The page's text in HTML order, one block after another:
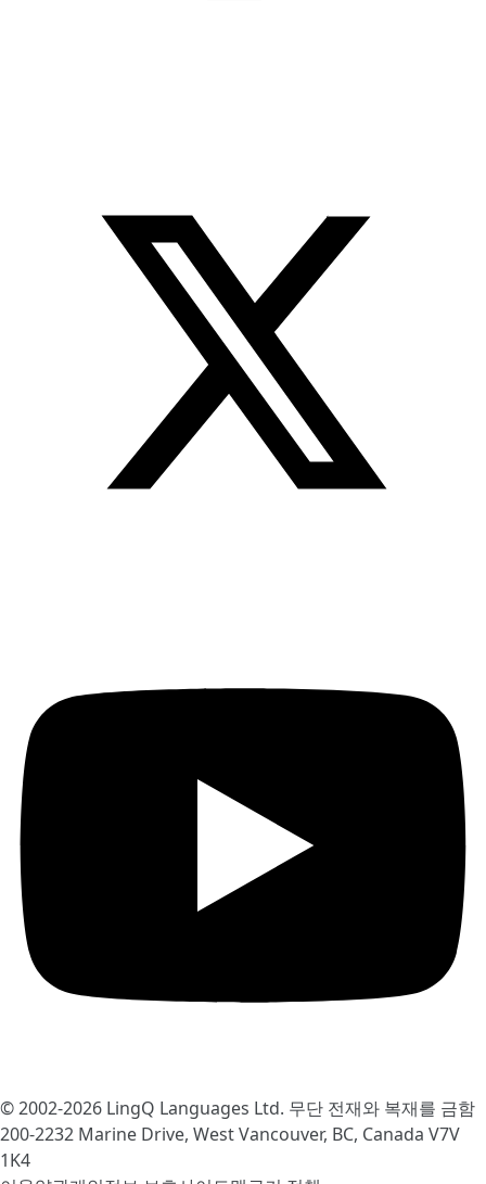
© 2002-2026 LingQ Languages Ltd. 무단 전재와 복재를 금함
200-2232 Marine Drive, West Vancouver, BC, Canada V7V
1K4